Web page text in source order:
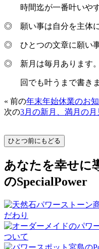
時間迄が一番叶いやす
◎ 願い事は自分を主体に
◎ ひとつの文章に願い事
◎ 新月は毎月あります
回でも叶うまで書きま
« 前の年末年始休業のお
次の3月の新月、満月の月
あなたを幸せに
のSpecialPower